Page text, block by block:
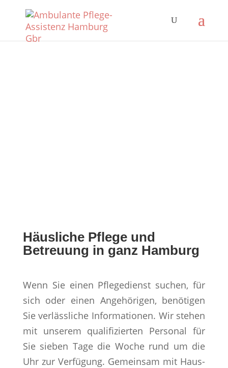
Häusliche Pflege und
Betreuung in ganz Hamburg
Wenn Sie einen Pflegedienst suchen, für
sich oder einen Angehörigen, benötigen
Sie verlässliche Informationen. Wir stehen
mit unserem qualifizierten Personal für
Sie sieben Tage die Woche rund um die
Uhr zur Verfügung. Gemeinsam mit Haus-